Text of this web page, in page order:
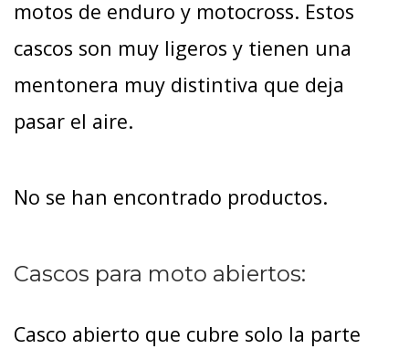
motos de enduro y motocross. Estos
cascos son muy ligeros y tienen una
mentonera muy distintiva que deja
pasar el aire.
No se han encontrado productos.
Cascos para moto abiertos:
Casco abierto que cubre solo la parte